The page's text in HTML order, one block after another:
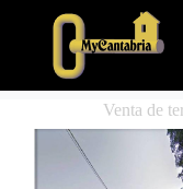
Venta de